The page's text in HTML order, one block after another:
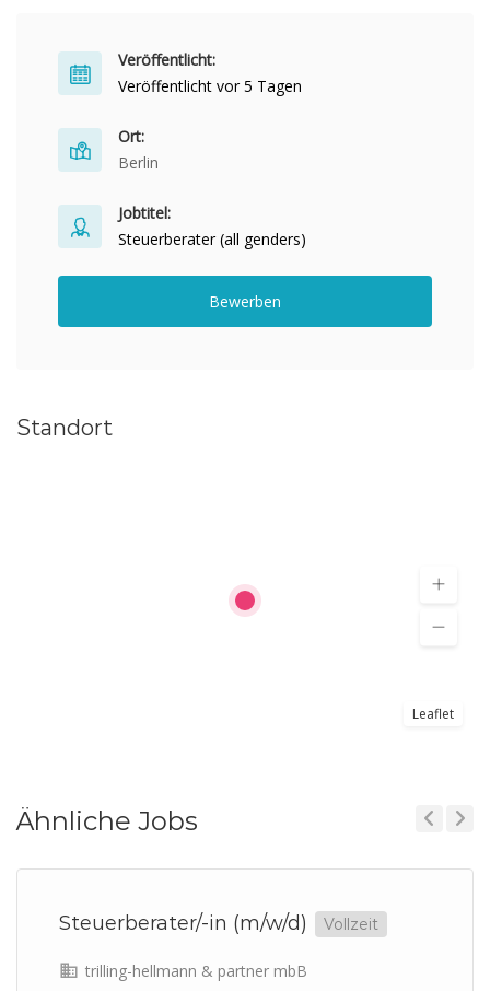
Veröffentlicht:
Veröffentlicht vor 5 Tagen
Ort:
Berlin
Jobtitel:
Steuerberater (all genders)
Bewerben
Standort
Leaflet
Ähnliche Jobs
Steuerberater/-in (m/w/d) Vollzeit
trilling-hellmann & partner mbB